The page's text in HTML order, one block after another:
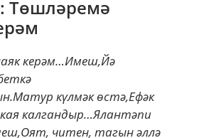
Төшләремә
керәм…Имеш,Йә
күлмәк өстә,Ефәк
кая калгандыр…Ялантәпи
читен, тагын әллә